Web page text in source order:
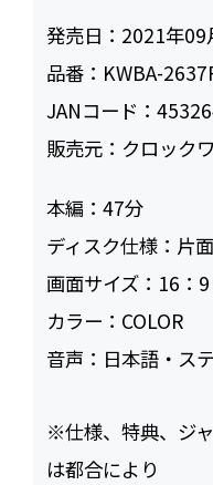
発売日： 2021年09
品番： KWBA-
JANコード：
販売元： クロック
本編：47
ディスク仕様： 片
画面サイズ： 16：
カラー： COLOR
音声： 日本語・ス
※仕様、特典、ジ
は都合により